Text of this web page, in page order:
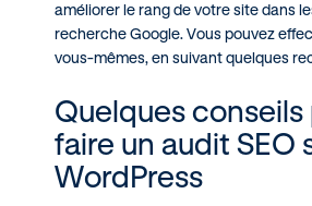
améliorer le rang de votre site dans
recherche Google. Vous pouvez
vous-mêmes, en suivant quelques
Quelques conseils
faire un audit SEO
WordPress